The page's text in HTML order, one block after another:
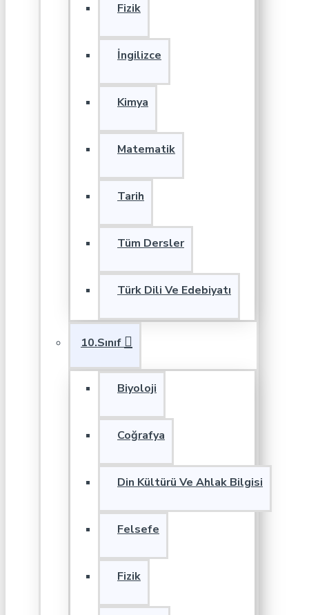
Fizik
İngilizce
Kimya
Matematik
Tarih
Tüm Dersler
Türk Dili Ve Edebiyatı
10.Sınıf
Biyoloji
Coğrafya
Din Kültürü Ve Ahlak Bilgisi
Felsefe
Fizik